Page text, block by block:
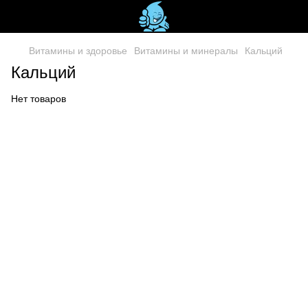
Витамины и здоровье Витамины и минералы Кальций
Кальций
Нет товаров